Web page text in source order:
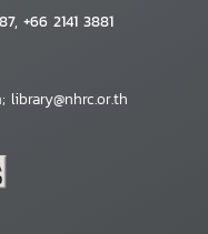
+66 2141 3881
library@nhrc.or.th